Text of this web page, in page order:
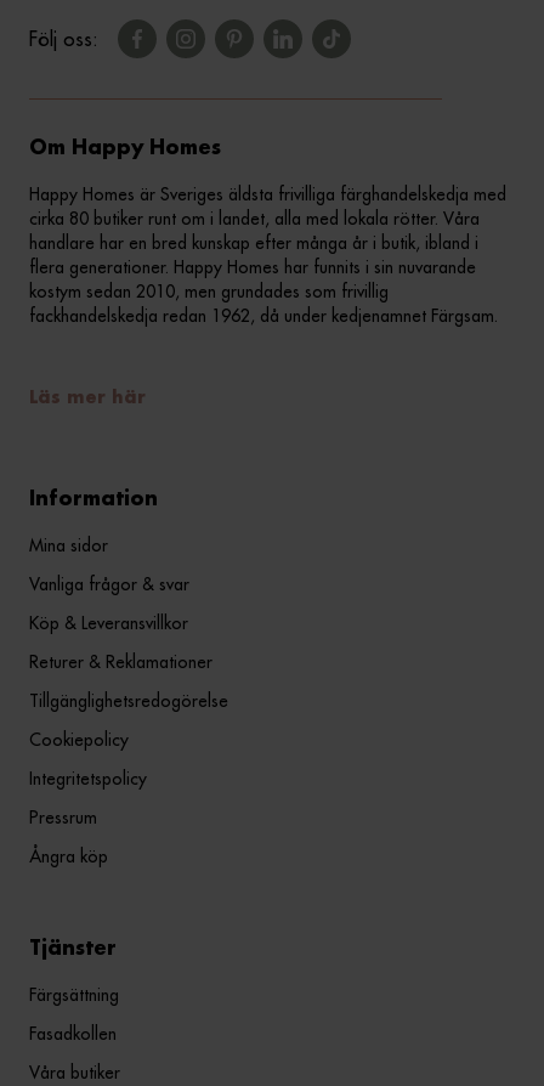
Följ oss:
Om Happy Homes
Happy Homes är Sveriges äldsta frivilliga färghandelskedja med
cirka 80 butiker runt om i landet, alla med lokala rötter. Våra
handlare har en bred kunskap efter många år i butik, ibland i
flera generationer. Happy Homes har funnits i sin nuvarande
kostym sedan 2010, men grundades som frivillig
fackhandelskedja redan 1962, då under kedjenamnet Färgsam.
Läs mer här
Information
Mina sidor
Vanliga frågor & svar
Köp & Leveransvillkor
Returer & Reklamationer
Tillgänglighetsredogörelse
Cookiepolicy
Integritetspolicy
Pressrum
Ångra köp
Tjänster
Färgsättning
Fasadkollen
Våra butiker